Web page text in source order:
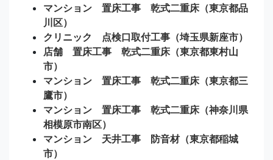
マンション 置床工事 乾式二重床（東京都品
川区）
クリニック 点検口取付工事（埼玉県新座市）
店舗 置床工事 乾式二重床（東京都東村山
市）
マンション 置床工事 乾式二重床（東京都三
鷹市）
マンション 置床工事 乾式二重床（神奈川県
相模原市南区）
マンション 天井工事 防音材（東京都稲城
市）